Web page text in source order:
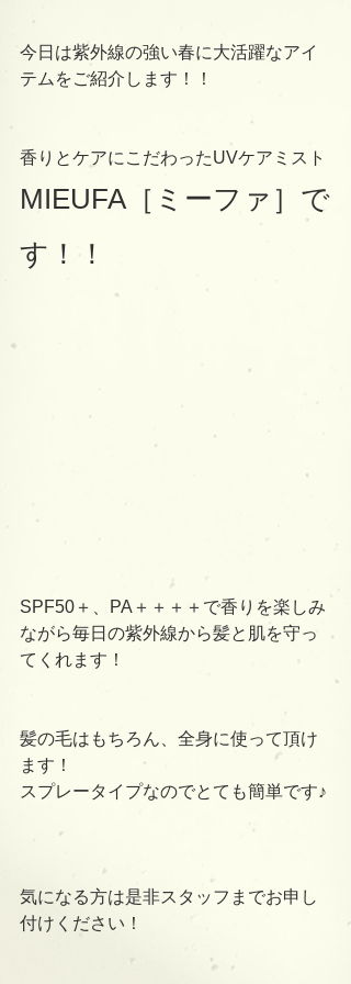
今日は紫外線の強い春に大活躍なアイ
テムをご紹介します！！
香りとケアにこだわったUVケアミスト
MIEUFA［ミーファ］で
す！！
SPF50＋、PA＋＋＋＋で香りを楽しみ
ながら毎日の紫外線から髪と肌を守っ
てくれます！
髪の毛はもちろん、全身に使って頂け
ます！
スプレータイプなのでとても簡単です♪
気になる方は是非スタッフまでお申し
付けください！